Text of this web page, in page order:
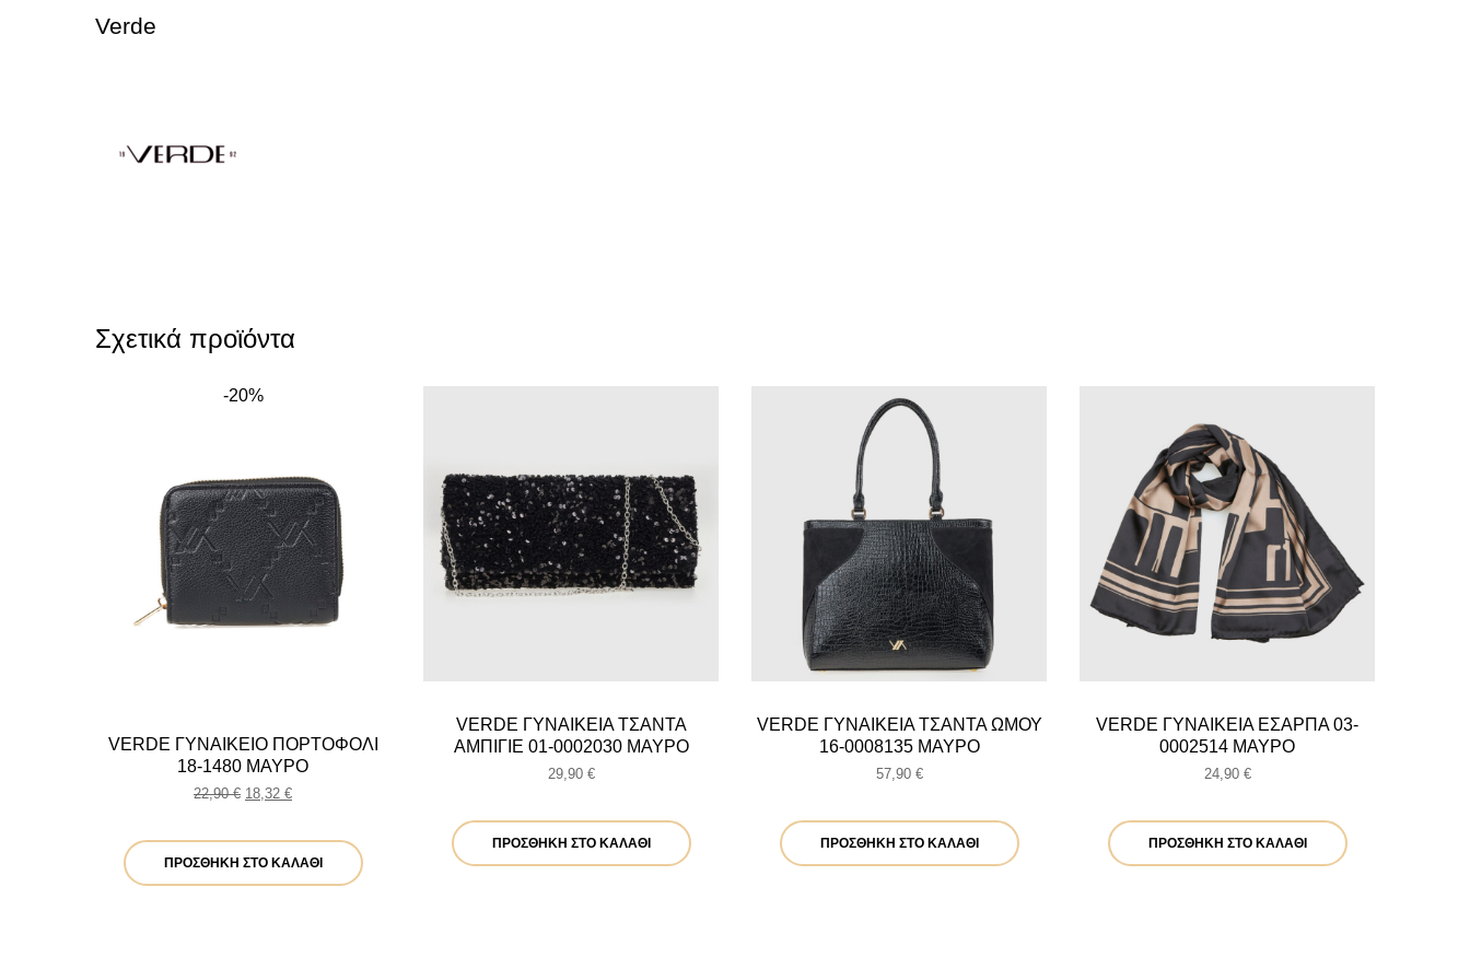
Verde
Σχετικά προϊόντα
-20%
VERDE ΓΥΝΑΙΚΕΙΟ ΠΟΡΤΟΦΟΛΙ
18-1480 ΜΑΥΡΟ
22,90€ Original
was:
22,90 €.
18,32 €Η
τιμή
είναι:
18,32 €.
ΠΡΟΣΘΉΚΗ ΣΤΟ ΚΑΛΆΘΙ
VERDE ΓΥΝΑΙΚΕΙΑ ΤΣΑΝΤΑ
ΑΜΠΙΓΙΕ 01-0002030 ΜΑΥΡΟ
29,90 €
ΠΡΟΣΘΉΚΗ ΣΤΟ ΚΑΛΆΘΙ
VERDE ΓΥΝΑΙΚΕΙΑ ΤΣΑΝΤΑ ΩΜΟΥ
16-0008135 ΜΑΥΡΟ
57,90 €
ΠΡΟΣΘΉΚΗ ΣΤΟ ΚΑΛΆΘΙ
VERDE ΓΥΝΑΙΚΕΙΑ ΕΣΑΡΠΑ 03-
0002514 ΜΑΥΡΟ
24,90 €
ΠΡΟΣΘΉΚΗ ΣΤΟ ΚΑΛΆΘΙ